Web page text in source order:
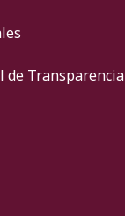
de Transparencia